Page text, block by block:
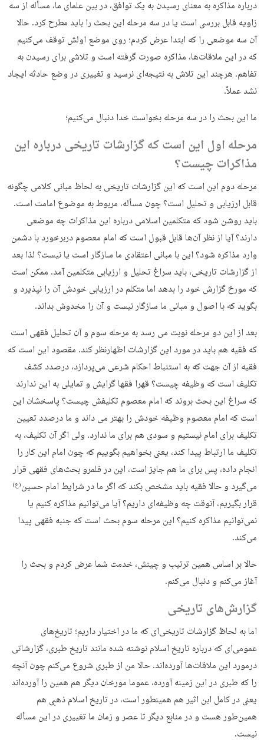
درباره مذاکره به معنای رسیدن به یک توافق، در بین علمای ما، مسأله از سه
زاویه قابل بررسی است یا در سه مرحله این بحث را باید مطرح کرد. حالا
آن سه موضعی را که ابتدا عرض کردم؛ روی موضع اولش توقف می‌کنیم
که در این ملاقات‌ها، مذاکره صورت گرفته است و تلاشی برای رسیدن به
تفاهم. هرچند این تلاش به نتیجه‌ای نرسید و تغییری در وضع حادثه ایجاد
نشد عملاً.
ما این بحث را در سه مرحله بخواست خدا دنبال می‌کنیم؛
مرحله اول این است که گزارشات تاریخی درباره این
مذاکرات چیست؟
مرحله دوم این است که این گزارشات تاریخی به لحاظ مبانی کلامی چگونه
قابل ارزیابی و تحلیل است؟ چون مسأله، مربوط به موضوع امامت است.
باید روشن شود که متکلمین اسلامی درباره این مذاکرات چه موضعی
دارند؟ آیا از نظر آن‌ها قابل قبول است که امام معصوم دربرخورد با دشمن
وارد مذاکره شود؟ این با مبانی اعتقادی ما سازگار است یا نیست؟ لذا بعد
از گزارشات تاریخی، باید سراغ تحلیل و ارزیابی متکلمین آمد. ممکن است
که مورخ گزارش خود را بدهد اما متکلم در ارزیابی خودش آن را نپذیرد و
بگوید که با اصول و مبانی ما سازگار نیست و آن را مخدوش بداند.
بعد از این دو مرحله نوبت می رسد به مرحله سوم و آن تحلیل فقهی است
که فقیه هم باید در مورد این گزارشات اظهارنظر کند. مقصود این است که
فقیه از آن جهت که به استنباط احکام شرعی می‌پردازد، درصدد کشف
تکلیف است که وظیفه چیست؟ قهرا فقها گرایش و تمایلی به این ندارند
که سراغ این بحث بروند که امام معصوم تکلیفش چیست؟ پاسخشان این
است که امام معصوم وظیفه خودش را بهتر می داند و ما درصدد تعیین
تکلیف برای امام نیستیم و سودی هم برای ما ندارد. ولی اگر آن تکلیف، به
تکلیف ما ارتباط پیدا کند، یعنی بخواهیم بگوییم که چون امام این کار را
انجام داده، پس برای ما هم جایز است، این در قلمرو بحث‌های فقهی قرار
می‌گیرد و حالا فقیه باید مشخص بکند که اگر ما در شرایط امام حسین(ع)
قرار بگیریم، آنوقت چه وظیفه‌ای داریم؟ آیا می‌توانیم مذاکره کنیم یا
نمی‌توانیم مذاکره کنیم؟ این مرحله سوم بحث است که جنبه فقهی پیدا
می‌کند.
حالا بر اساس همین ترتیب و چینش، خدمت شما عرض کردم و بحث را
آغاز می‌کنم و دنبال می‌کنم.
گزارش‌های تاریخی
اما به لحاظ گزارشات تاریخی‌ای که ما در اختیار داریم؛ تاریخ‌های
عمومی‌ای که درباره تاریخ اسلام نوشته شده مانند تاریخ طبری، گزارشاتی
درمورد این ملاقات‌ها آورده‌اند. حالا من از طبری شروع می‌کنم چون آنچه
را که طبری در این زمینه آورده، عموما مورخان دیگر هم همین را آورده‌اند
یعنی در کامل ابن اثیر هم همینطور است، در تاریخ اسلام ذهبی هم
همین‌طور هست و در منابع دیگر تا عصر و زمان ما تغییری در این مسأله
نیست.